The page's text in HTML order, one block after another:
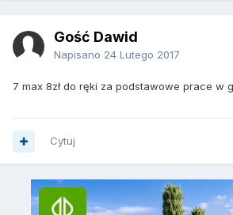
Gość Dawid
Napisano 24 Lutego 2017
7 max 8zł do ręki za podstawowe prace w
Cytuj